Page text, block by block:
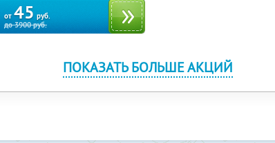
от 45 руб.
до3900руб.
ПОКАЗАТЬ БОЛЬШЕ АКЦИЙ